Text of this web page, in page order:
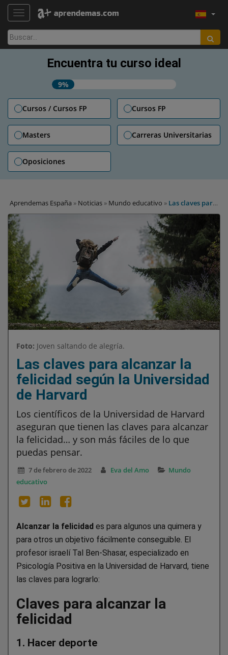
TOGGLE NAVIGATION
Buscar:
Encuentra tu curso ideal
9%
Cursos / Cursos FP Cursos FP
Masters Carreras Universitarias
Oposiciones
Aprendemas España » Noticias » Mundo educativo » Las claves para
alcanzar la felicidad según la Universidad de Harvard
Foto: Joven saltando de alegría.
Las claves para alcanzar la
felicidad según la Universidad
de Harvard
Los científicos de la Universidad de Harvard
aseguran que tienen las claves para alcanzar
la felicidad… y son más fáciles de lo que
puedas pensar.
7 de febrero de 2022 Eva del Amo
Mundo
educativo
Alcanzar la felicidad es para algunos una quimera y
para otros un objetivo fácilmente conseguible. El
profesor israelí Tal Ben-Shasar, especializado en
Psicología Positiva en la Universidad de Harvard, tiene
las claves para lograrlo:
Claves para alcanzar la
felicidad
1. Hacer deporte